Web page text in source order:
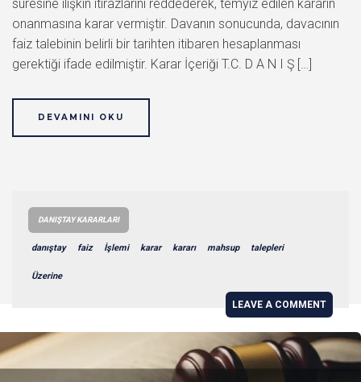
süresine ilişkin itirazlarını reddederek, temyiz edilen kararın
onanmasına karar vermiştir. Davanın sonucunda, davacının
faiz talebinin belirli bir tarihten itibaren hesaplanması
gerektiği ifade edilmiştir. Karar İçeriği T.C. D A N I Ş […]
DEVAMINI OKU
DANIŞTAY KARARLARI
danıştay faiz İşlemi karar kararı mahsup talepleri
Üzerine
LEAVE A COMMENT